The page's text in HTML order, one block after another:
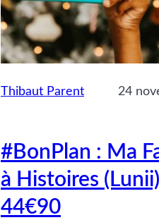
Thibaut Parent 24
#BonPlan : Ma
à Histoires
44€90